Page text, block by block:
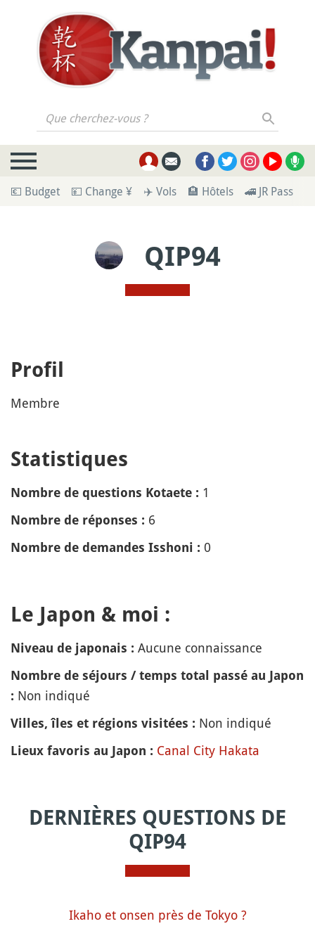
Que cherchez-vous ?
💶 Budget 💴 Change ¥ ✈️ Vols 🏨 Hôtels 🚄 JR Pass
QIP94
Profil
Membre
Statistiques
Nombre de questions Kotaete : 1
Nombre de réponses : 6
Nombre de demandes Isshoni : 0
Le Japon & moi :
Niveau de japonais : Aucune connaissance
Nombre de séjours / temps total passé au Japon
: Non indiqué
Villes, îles et régions visitées : Non indiqué
Lieux favoris au Japon : Canal City Hakata
DERNIÈRES QUESTIONS DE
QIP94
Ikaho et onsen près de Tokyo ?